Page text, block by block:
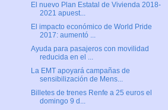
El nuevo Plan Estatal de Vivienda 2018-
2021 apuest...
El impacto económico de World Pride
2017: aumentó ...
Ayuda para pasajeros con movilidad
reducida en el ...
La EMT apoyará campañas de
sensibilización de Mens...
Billetes de trenes Renfe a 25 euros el
domingo 9 d...